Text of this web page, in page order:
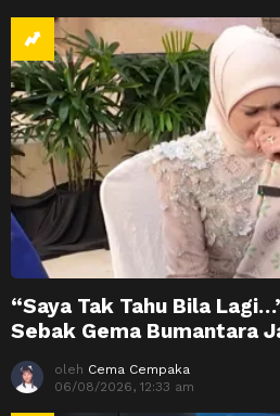
“Saya Tak Tahu Bila
Sebak Gema Bumantara
oleh Cema Cempaka
06/08/2026, 12:33 am